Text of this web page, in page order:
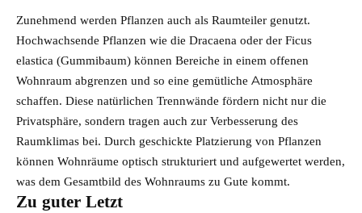
Zunehmend werden Pflanzen auch als Raumteiler genutzt.
Hochwachsende Pflanzen wie die Dracaena oder der Ficus
elastica (Gummibaum) können Bereiche in einem offenen
Wohnraum abgrenzen und so eine gemütliche Atmosphäre
schaffen. Diese natürlichen Trennwände fördern nicht nur die
Privatsphäre, sondern tragen auch zur Verbesserung des
Raumklimas bei. Durch geschickte Platzierung von Pflanzen
können Wohnräume optisch strukturiert und aufgewertet werden,
was dem Gesamtbild des Wohnraums zu Gute kommt.
Zu guter Letzt